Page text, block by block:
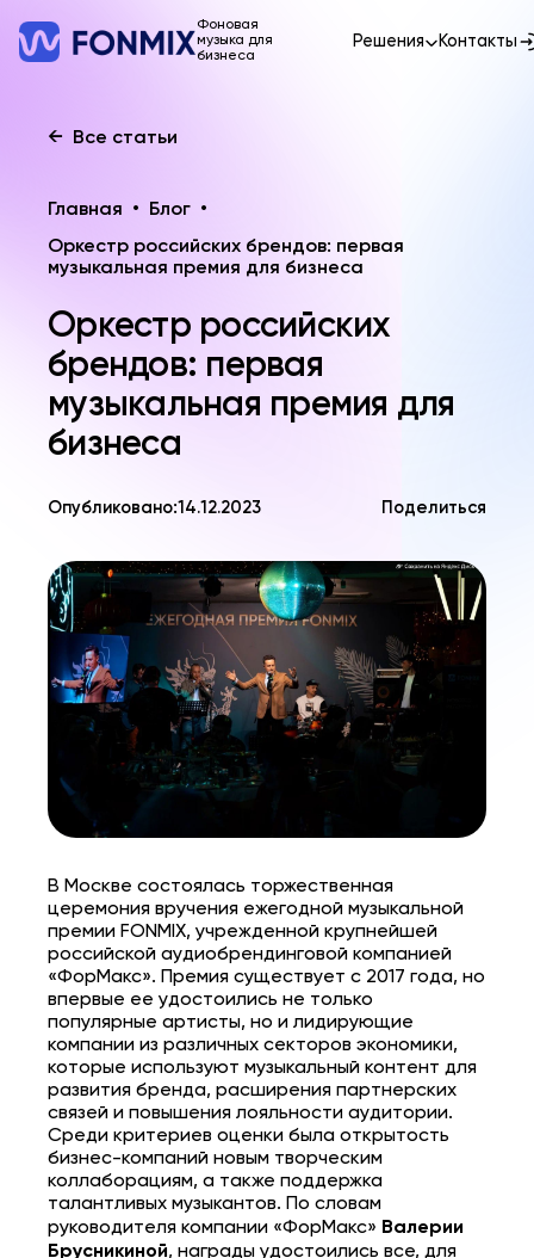
Фоновая
музыка для
бизнеса
Решения Контакты
← Все статьи
Главная • Блог •
Оркестр российских брендов: первая
музыкальная премия для бизнеса
Оркестр российских
брендов: первая
музыкальная премия для
бизнеса
Опубликовано:14.12.2023 Поделиться
В Москве состоялась торжественная
церемония вручения ежегодной музыкальной
премии FONMIX, учрежденной крупнейшей
российской аудиобрендинговой компанией
«ФорМакс». Премия существует с 2017 года, но
впервые ее удостоились не только
популярные артисты, но и лидирующие
компании из различных секторов экономики,
которые используют музыкальный контент для
развития бренда, расширения партнерских
связей и повышения лояльности аудитории.
Среди критериев оценки была открытость
бизнес-компаний новым творческим
коллаборациям, а также поддержка
талантливых музыкантов. По словам
руководителя компании «ФорМакс» Валерии
Брусникиной, награды удостоились все, для